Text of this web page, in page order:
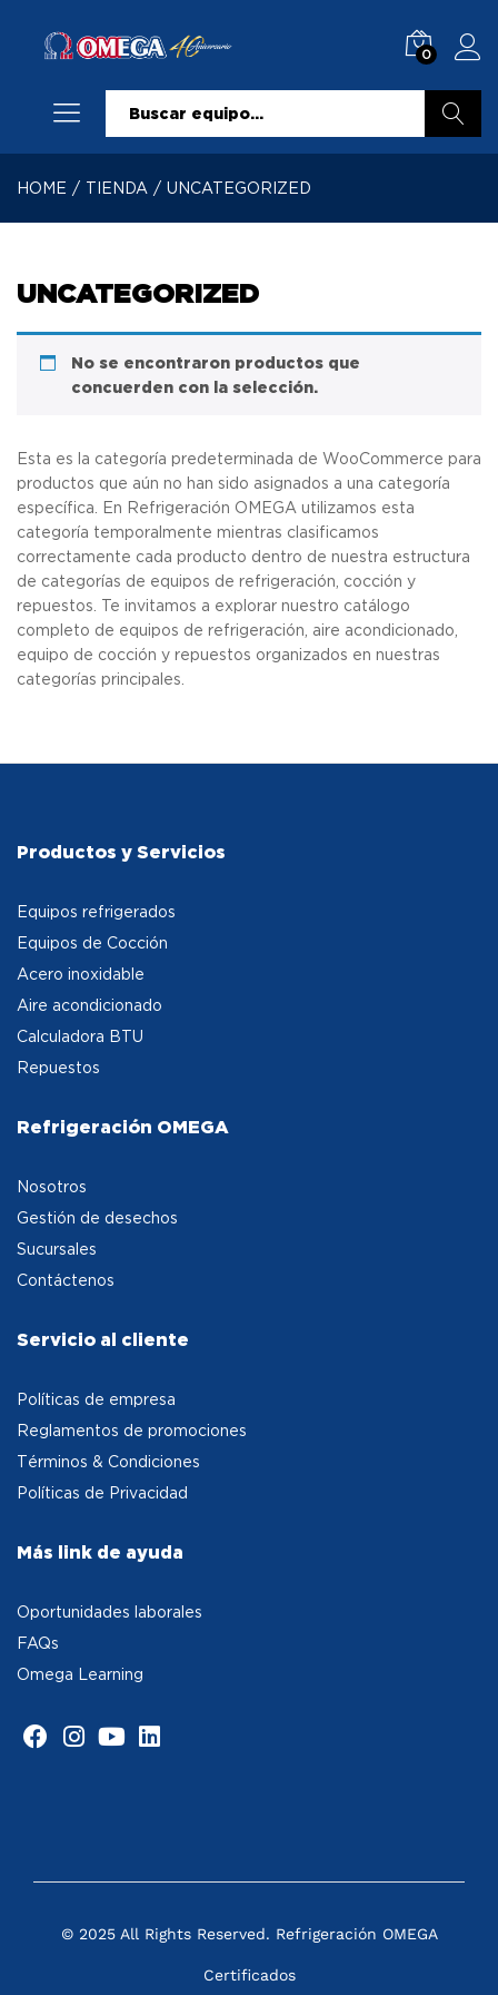
0
HOME / TIENDA / UNCATEGORIZED
UNCATEGORIZED
No se encontraron productos que
concuerden con la selección.
Esta es la categoría predeterminada de WooCommerce para
productos que aún no han sido asignados a una categoría
específica. En Refrigeración OMEGA utilizamos esta
categoría temporalmente mientras clasificamos
correctamente cada producto dentro de nuestra estructura
de categorías de equipos de refrigeración, cocción y
repuestos. Te invitamos a explorar nuestro catálogo
completo de equipos de refrigeración, aire acondicionado,
equipo de cocción y repuestos organizados en nuestras
categorías principales.
Productos y Servicios
Equipos refrigerados
Equipos de Cocción
Acero inoxidable
Aire acondicionado
Calculadora BTU
Repuestos
Refrigeración OMEGA
Nosotros
Gestión de desechos
Sucursales
Contáctenos
Servicio al cliente
Políticas de empresa
Reglamentos de promociones
Términos & Condiciones
Políticas de Privacidad
Más link de ayuda
Oportunidades laborales
FAQs
Omega Learning
© 2025 All Rights Reserved. Refrigeración OMEGA
Certificados